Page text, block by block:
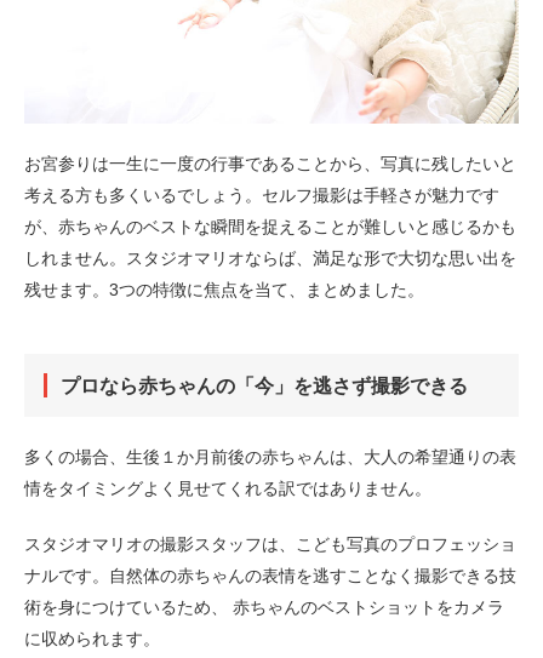
お宮参りは一生に一度の行事であることから、写真に残したいと
考える方も多くいるでしょう。セルフ撮影は手軽さが魅力です
が、赤ちゃんのベストな瞬間を捉えることが難しいと感じるかも
しれません。スタジオマリオならば、満足な形で大切な思い出を
残せます。3つの特徴に焦点を当て、まとめました。
プロなら赤ちゃんの「今」を逃さず撮影できる
多くの場合、生後１か月前後の赤ちゃんは、大人の希望通りの表
情をタイミングよく見せてくれる訳ではありません。
スタジオマリオの撮影スタッフは、こども写真のプロフェッショ
ナルです。自然体の赤ちゃんの表情を逃すことなく撮影できる技
術を身につけているため、 赤ちゃんのベストショットをカメラ
に収められます。